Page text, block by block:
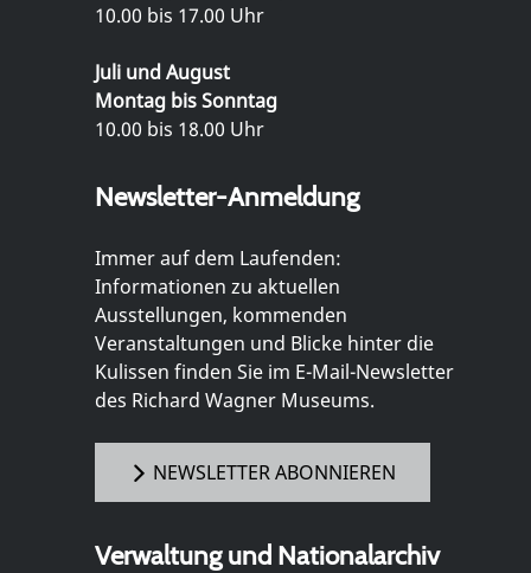
10.00 bis 17.00 Uhr
Juli und August
Montag bis Sonntag
10.00 bis 18.00 Uhr
Newsletter-Anmeldung
Immer auf dem Laufenden:
Informationen zu aktuellen
Ausstellungen, kommenden
Veranstaltungen und Blicke hinter die
Kulissen finden Sie im E-Mail-Newsletter
des Richard Wagner Museums.
NEWSLETTER ABONNIEREN
Verwaltung und Nationalarchiv